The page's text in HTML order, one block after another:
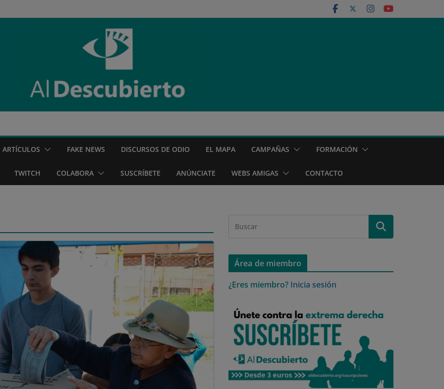
ARTÍCULOS FAKE NEWS DISCURSOS DE ODIO EL MAPA CAMPAÑAS FORMACIÓN
TWITCH COLABORA SUSCRÍBETE ANÚNCIATE WEBS AMIGAS CONTACTO
Área de miembro
¿Eres miembro? Inicia sesión